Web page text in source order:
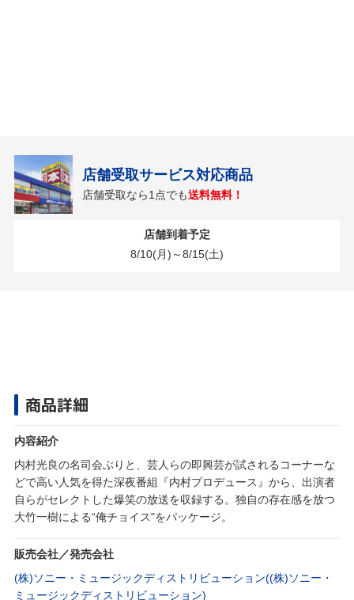
店舗受取サービス対応商品
店舗受取なら1点でも送料無料！
店舗到着予定
8/10(月)～8/15(土)
商品詳細
内容紹介
内村光良の名司会ぶりと、芸人らの即興芸が試されるコーナーな
どで高い人気を得た深夜番組『内村プロデュース』から、出演者
自らがセレクトした爆笑の放送を収録する。独自の存在感を放つ
大竹一樹による“俺チョイス"をパッケージ。
販売会社／発売会社
(株)ソニー・ミュージックディストリビューション((株)ソニー・
ミュージックディストリビューション)